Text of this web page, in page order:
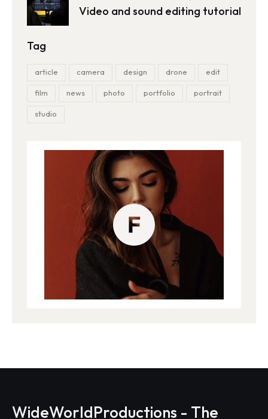
Video and sound editing tutorial
Tag
article camera design drone edit
film news photo portfolio portrait
studio
WideWorldProductions - The